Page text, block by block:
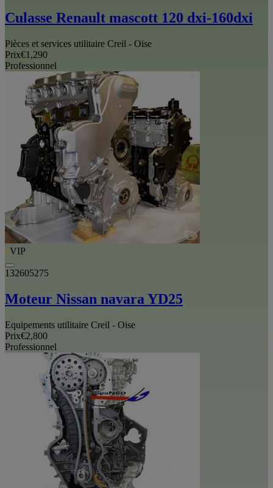
Culasse Renault mascott 120 dxi-160dxi
Pièces et services utilitaire Creil - Oise
Prix€1,290
Professionnel
VIP
132605275
Moteur Nissan navara YD25
Equipements utilitaire Creil - Oise
Prix€2,800
Professionnel